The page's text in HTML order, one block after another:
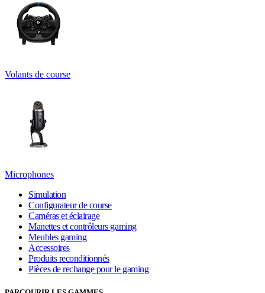
Volants de course
Microphones
Simulation
Configurateur de course
Caméras et éclairage
Manettes et contrôleurs gaming
Meubles gaming
Accessoires
Produits reconditionnés
Pièces de rechange pour le gaming